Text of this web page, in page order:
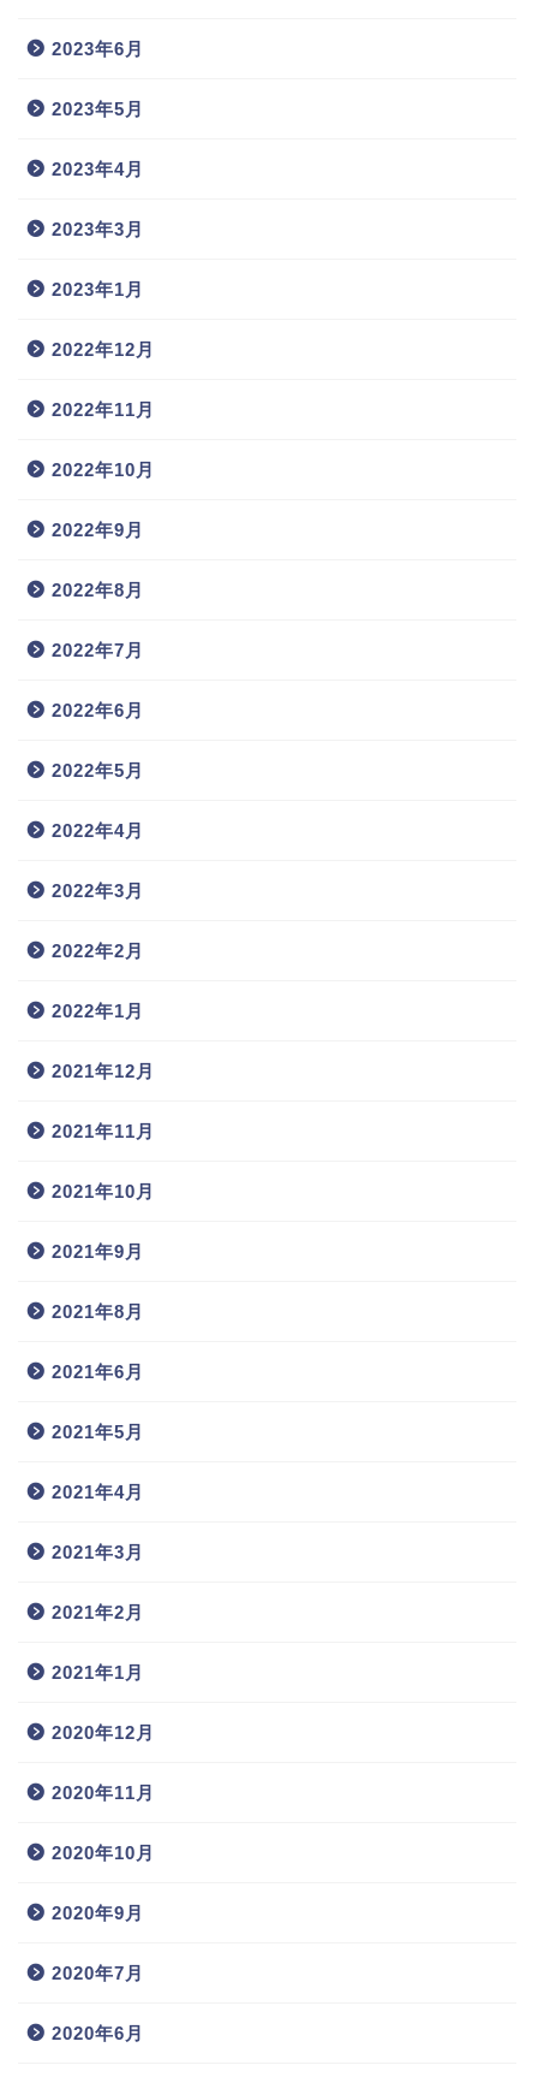
2023年6月
2023年5月
2023年4月
2023年3月
2023年1月
2022年12月
2022年11月
2022年10月
2022年9月
2022年8月
2022年7月
2022年6月
2022年5月
2022年4月
2022年3月
2022年2月
2022年1月
2021年12月
2021年11月
2021年10月
2021年9月
2021年8月
2021年6月
2021年5月
2021年4月
2021年3月
2021年2月
2021年1月
2020年12月
2020年11月
2020年10月
2020年9月
2020年7月
2020年6月